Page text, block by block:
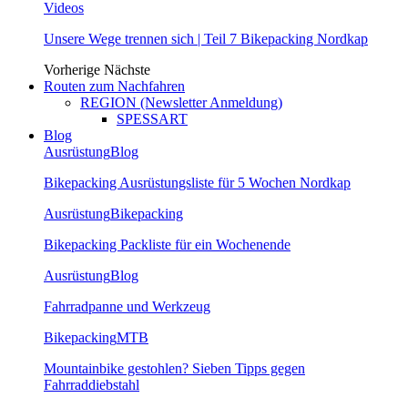
Videos
Unsere Wege trennen sich | Teil 7 Bikepacking Nordkap
Vorherige Nächste
Routen zum Nachfahren
REGION (Newsletter Anmeldung)
SPESSART
Blog
AusrüstungBlog
Bikepacking Ausrüstungsliste für 5 Wochen Nordkap
AusrüstungBikepacking
Bikepacking Packliste für ein Wochenende
AusrüstungBlog
Fahrradpanne und Werkzeug
BikepackingMTB
Mountainbike gestohlen? Sieben Tipps gegen
Fahrraddiebstahl